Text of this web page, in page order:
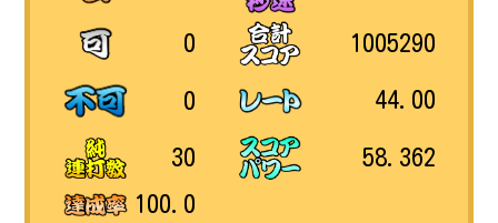
0
0
30
100.0
1005290
44.00
58.362